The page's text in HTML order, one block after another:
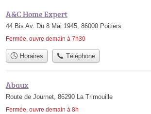
A&C Home Expert
44 Bis Av. Du 8 Mai 1945, 86000 Poitiers
Fermée, ouvre demain à 7h30
Horaires Téléphone
Abaux
Route de Journet, 86290 La Trimouille
Fermée, ouvre demain à 8h